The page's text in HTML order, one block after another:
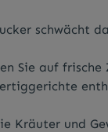
schwächt
Sie auf
Kräuter und